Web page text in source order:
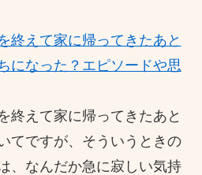
終えて家に帰ってきたあと
になった？エピソードや思
終えて家に帰ってきたあと
てですが、そういうときの
、なんだか急に寂しい気持